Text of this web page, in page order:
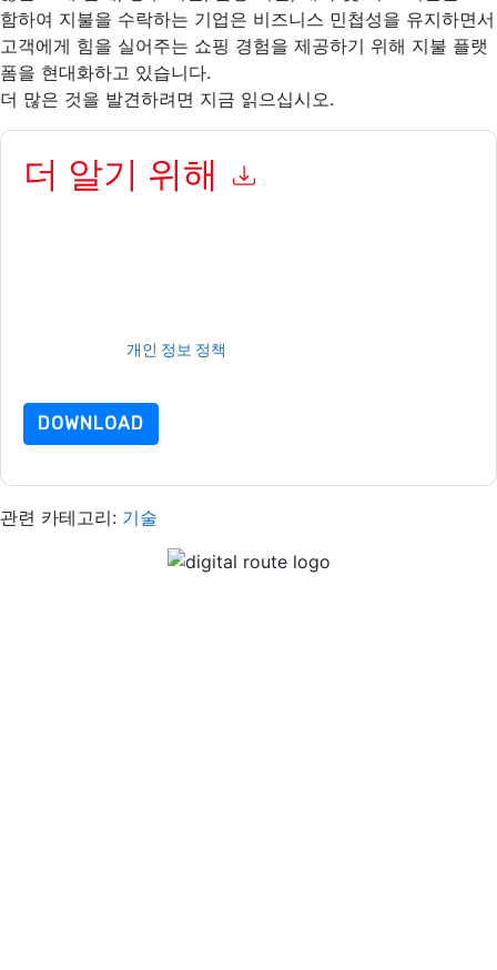
함하여 지불을 수락하는 기업은 비즈니스 민첩성을 유지하면서
고객에게 힘을 실어주는 쇼핑 경험을 제공하기 위해 지불 플랫
폼을 현대화하고 있습니다.
더 많은 것을 발견하려면 지금 읽으십시오.
더 알기 위해
개인 정보 정책
DOWNLOAD
관련 카테고리: 기술